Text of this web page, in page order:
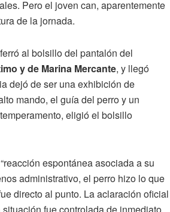
Pero el joven can, aparentemente
de la jornada.
al bolsillo del pantalón del
y de Marina Mercante, y llegó
dejó de ser una exhibición de
mando, el guía del perro y un
eligió el bolsillo
espontánea asociada a su
administrativo, el perro hizo lo que
directo al punto. La aclaración oficial
fue controlada de inmediato